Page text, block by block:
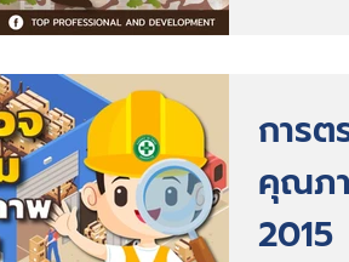
การต
คุณภ
2015